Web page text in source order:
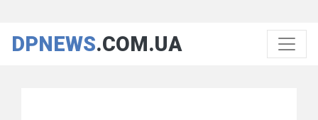
DPNEWS.COM.UA